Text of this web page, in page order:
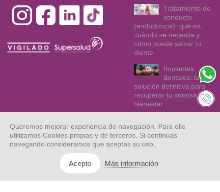
Tratamiento de
conducto
(endodoncia): qué es,
cuándo se necesita y
cómo puede salvar tu
diente
Implantes
dentales: la
solución definitiva para
recuperar tu sonrisa y tu
bienestar
derechos
Mapa web Aviso legal
Queremos mejorar experiencia de navegación. Para ello
utilizamos Cookies propias y de terceros. Si continúas
navegando consideramos que aceptas su uso.
Acepto Más información